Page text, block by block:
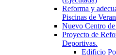
Reforma y
Piscinas de
Nuevo Centro
Proyecto de
Deportivas.
Edificio